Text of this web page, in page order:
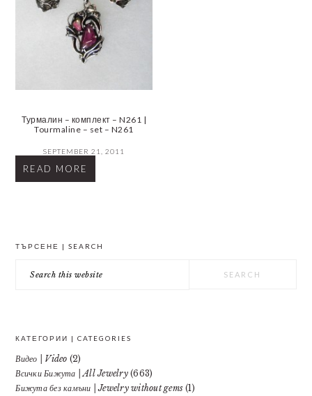
Турмалин – комплект – N261 |
Tourmaline – set – N261
SEPTEMBER 21, 2011
READ MORE
ТЪРСЕНЕ | SEARCH
this
КАТЕГОРИИ | CATEGORIES
Видео | Video (2)
Всички Бижута | All Jewelry(663)
Бижута без камъни | Jewelry without gems (1)